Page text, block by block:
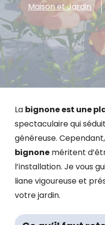
Maison et Jardin
La bignone est une
spectaculaire qui
généreuse. Cependant,
bignone méritent
l’installation. Je vous
liane vigoureuse et
votre jardin.